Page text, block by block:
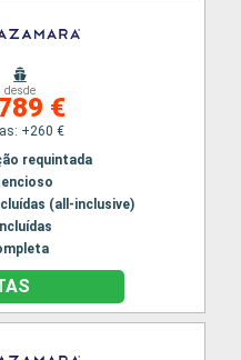
desde
€
+260 €
requintada
(all-inclusive)